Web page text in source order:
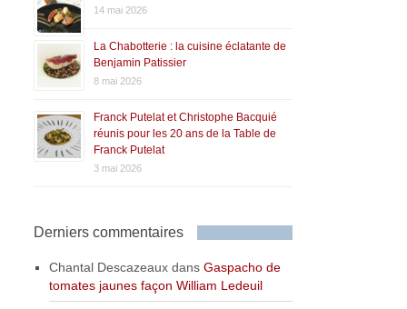
14 mai 2026
La Chabotterie : la cuisine éclatante de
Benjamin Patissier
8 mai 2026
Franck Putelat et Christophe Bacquié
réunis pour les 20 ans de la Table de
Franck Putelat
3 mai 2026
Derniers commentaires
Chantal Descazeaux dansGaspacho de
tomates jaunes façon William Ledeuil